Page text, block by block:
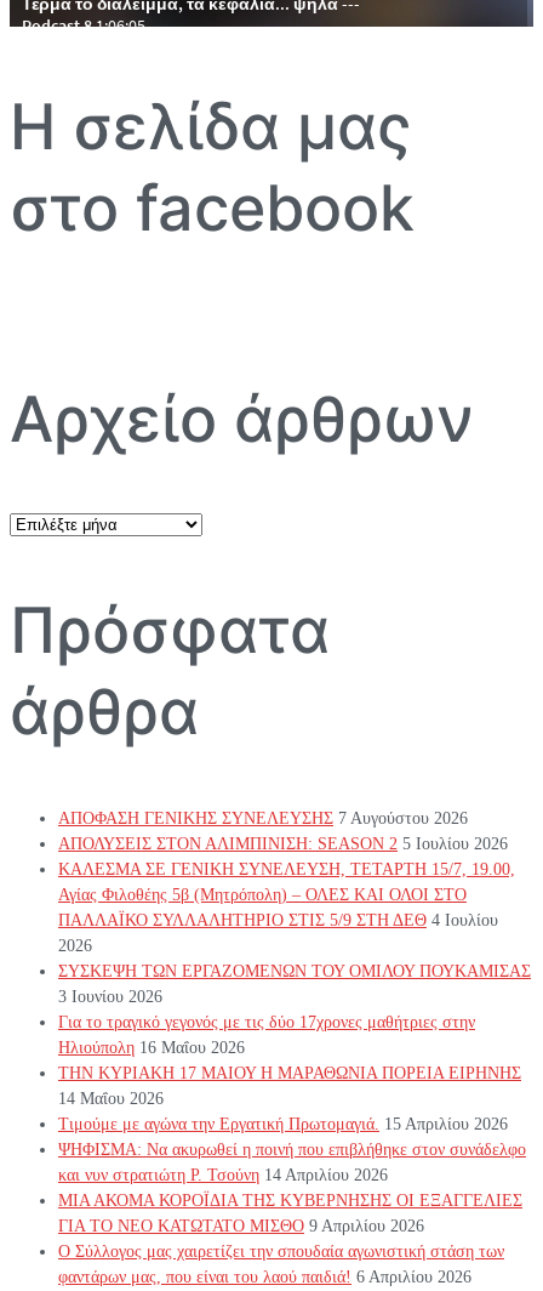
Η σελίδα μας
στο facebook
Αρχείο άρθρων
Αρχείο
Πρόσφατα
άρθρα
ΑΠΟΦΑΣΗ ΓΕΝΙΚΗΣ ΣΥΝΕΛΕΥΣΗΣ 7 Αυγούστου 2026
ΑΠΟΛΥΣΕΙΣ ΣΤΟΝ ΑΛΙΜΠΙΝΙΣΗ: SEASON 2 5 Ιουλίου 2026
ΚΑΛΕΣΜΑ ΣΕ ΓΕΝΙΚΗ ΣΥΝΕΛΕΥΣΗ, ΤΕΤΑΡΤΗ 15/7, 19.00,
Αγίας Φιλοθέης 5β (Μητρόπολη) – ΟΛΕΣ ΚΑΙ ΟΛΟΙ ΣΤΟ
ΠΑΛΛΑΪΚΟ ΣΥΛΛΑΛΗΤΗΡΙΟ ΣΤΙΣ 5/9 ΣΤΗ ΔΕΘ 4 Ιουλίου
2026
ΣΥΣΚΕΨΗ ΤΩΝ ΕΡΓΑΖΟΜΕΝΩΝ ΤΟΥ ΟΜΙΛΟΥ ΠΟΥΚΑΜΙΣΑΣ
3 Ιουνίου 2026
Για το τραγικό γεγονός με τις δύο 17χρονες μαθήτριες στην
Ηλιούπολη 16 Μαΐου 2026
ΤΗΝ ΚΥΡΙΑΚΗ 17 ΜΑΙΟΥ Η ΜΑΡΑΘΩΝΙΑ ΠΟΡΕΙΑ ΕΙΡΗΝΗΣ
14 Μαΐου 2026
Τιμούμε με αγώνα την Εργατική Πρωτομαγιά. 15 Απριλίου 2026
ΨΗΦΙΣΜΑ: Να ακυρωθεί η ποινή που επιβλήθηκε στον συνάδελφο
και νυν στρατιώτη Ρ. Τσούνη 14 Απριλίου 2026
ΜΙΑ ΑΚΟΜΑ ΚΟΡΟΪΔΙΑ ΤΗΣ ΚΥΒΕΡΝΗΣΗΣ ΟΙ ΕΞΑΓΓΕΛΙΕΣ
ΓΙΑ ΤΟ ΝΕΟ ΚΑΤΩΤΑΤΟ ΜΙΣΘΟ 9 Απριλίου 2026
Ο Σύλλογος μας χαιρετίζει την σπουδαία αγωνιστική στάση των
φαντάρων μας, που είναι του λαού παιδιά! 6 Απριλίου 2026